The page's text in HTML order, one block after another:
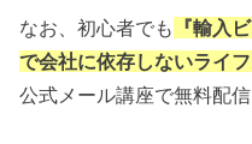
なお、初心者でも
『輸入
で会社に依存しないライ
公式メール講座で無料配信